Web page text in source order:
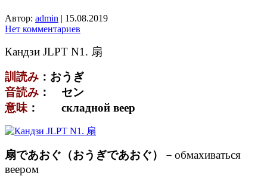
Автор: admin | 15.08.2019
Нет комментариев
Кандзи JLPT N1. 扇
訓読み ：おうぎ
音読み ： セン
意味 ： складной веер
扇であおぐ（おうぎであおぐ）
－обмахиваться
веером